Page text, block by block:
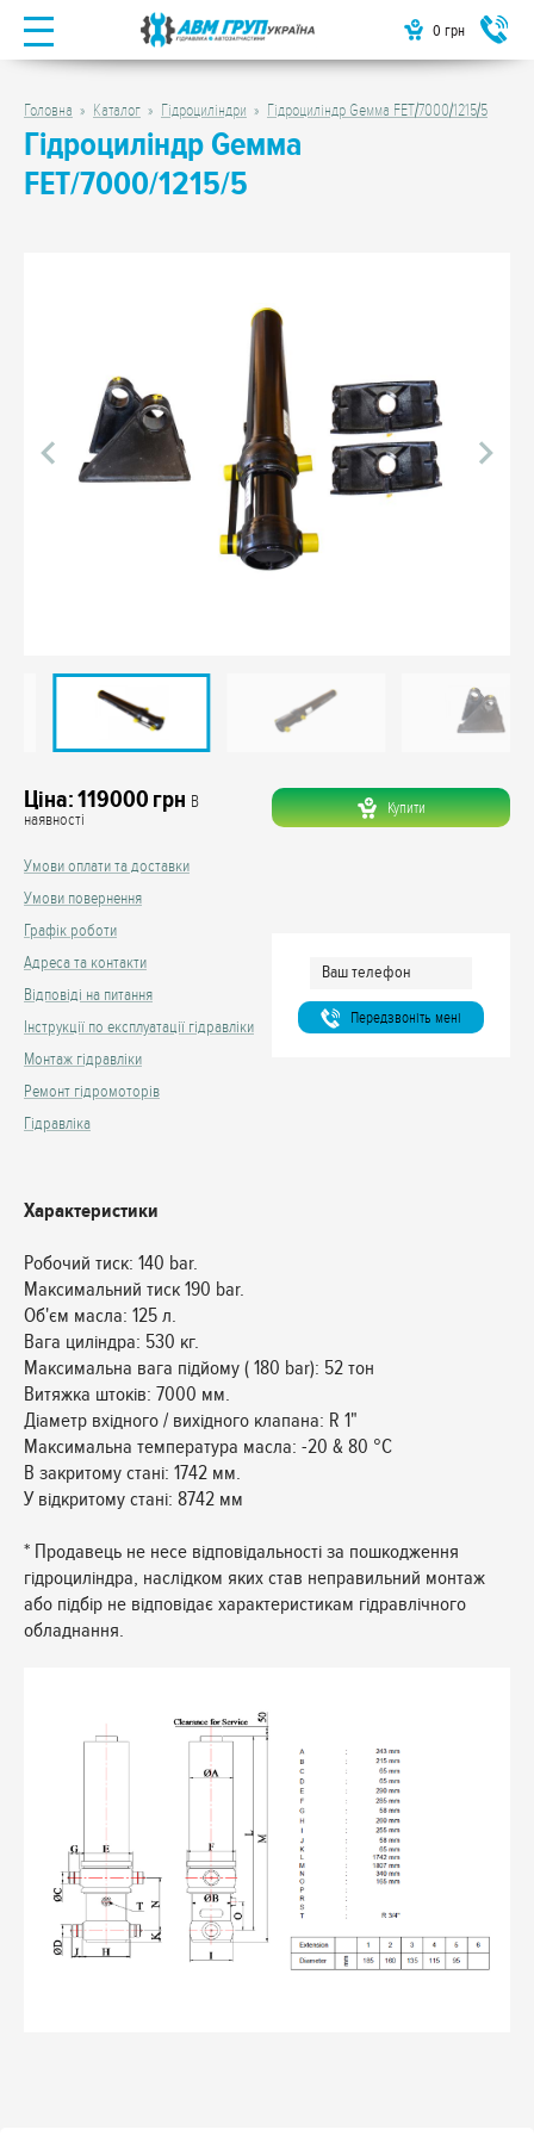
0 грн
Головна Каталог Гідроциліндри Гідроциліндр Gемма FET/7000/1215/5
Гідроциліндр Gемма
FET/7000/1215/5
Ціна:119000 грн В
наявності
Купити
Умови оплати та доставки
Умови повернення
Графік роботи
Адреса та контакти
Відповіді на питання
Інструкції по експлуатації гідравліки
Монтаж гідравліки
Ремонт гідромоторів
Гідравліка
Передзвонiть менi
Характеристики
Робочий тиск: 140 bar.
Максимальний тиск 190 bar.
Об'єм масла: 125 л.
Вага циліндра: 530 кг.
Максимальна вага підйому ( 180 bar): 52 тон
Витяжка штоків: 7000 мм.
Діаметр вхідного / вихідного клапана: R 1"
Максимальна температура масла: -20 & 80 °C
В закритому стані: 1742 мм.
У відкритому стані: 8742 мм
* Продавець не несе відповідальності за пошкодження
гідроциліндра, наслідком яких став неправильний монтаж
або підбір не відповідає характеристикам гідравлічного
обладнання.